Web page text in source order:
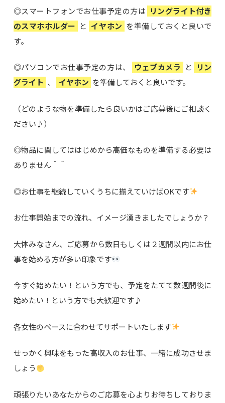
◎スマートフォンでお仕事予定の方は リングライト付き
のスマホホルダー と イヤホン を準備しておくと良いで
す。
◎パソコンでお仕事予定の方は、 ウェブカメラ と
リン
グライト 、 イヤホン を準備しておくと良いです。
（どのような物を準備したら良いかはご応募後にご相談く
ださい♪）
◎物品に関してははじめから高価なものを準備する必要は
ありません＾＾
◎お仕事を継続していくうちに揃えていけばOKです
お仕事開始までの流れ、イメージ湧きましたでしょうか？
大体みなさん、ご応募から数日もしくは２週間以内にお仕
事を始める方が多い印象です
今すぐ始めたい！という方でも、予定をたてて数週間後に
始めたい！という方でも大歓迎です♪
各女性のペースに合わせてサポートいたします
せっかく興味をもった高収入のお仕事、一緒に成功させま
しょう
頑張りたいあなたからのご応募を心よりお待ちしておりま